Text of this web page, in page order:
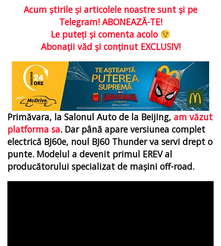
Acum ştirile şi articolele noastre sunt şi pe
Telegram! ABONEAZĂ-TE!
Le puteţi şi comenta acolo
Abonaţii văd şi conţinut EXCLUSIV!
Primăvara, la Salonul Auto de la Beijing, am văzut
platforma sa. Dar până apare versiunea complet
electrică BJ60e, noul BJ60 Thunder va servi drept o
punte. Modelul a devenit primul EREV al
producătorului specializat de mașini off-road.